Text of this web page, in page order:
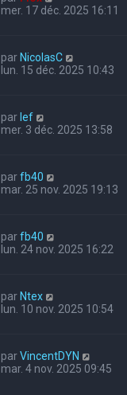
mer. 17 déc. 2025 16:11
par NicolasC
lun. 15 déc. 2025 10:43
par lef
mer. 3 déc. 2025 13:58
parfb40
mar. 25 nov. 2025 19:13
parfb40
lun. 24 nov. 2025 16:22
par Ntex
lun. 10 nov. 2025 10:54
parVincentDYN
mar. 4 nov. 2025 09:45